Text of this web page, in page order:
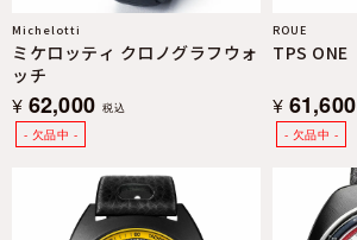
Michelotti
ミケロッティ クロノグラフウォ
ッチ
¥ 62,000 税込
ROUE
TPS ONE
¥ 61,600